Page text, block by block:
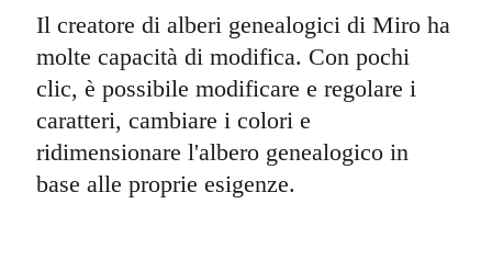
Il creatore di alberi genealogici di Miro ha
molte capacità di modifica. Con pochi
clic, è possibile modificare e regolare i
caratteri, cambiare i colori e
ridimensionare l'albero genealogico in
base alle proprie esigenze.